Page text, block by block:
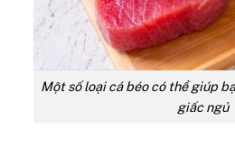
Một số loại cá béo có thể giúp
giấc ngủ